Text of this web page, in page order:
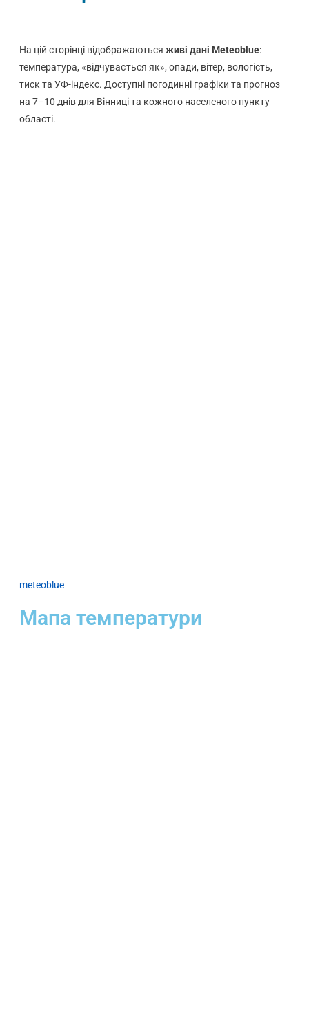
На цій сторінці відображаються живі дані Meteoblue:
температура, «відчувається як», опади, вітер, вологість,
тиск та УФ-індекс. Доступні погодинні графіки та прогноз
на 7–10 днів для Вінниці та кожного населеного пункту
області.
meteoblue
Мапа температури